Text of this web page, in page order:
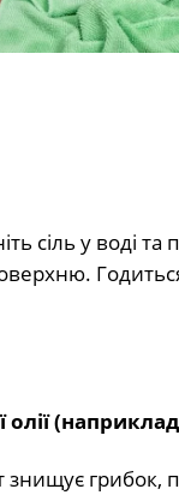
сіль у воді
грибок,